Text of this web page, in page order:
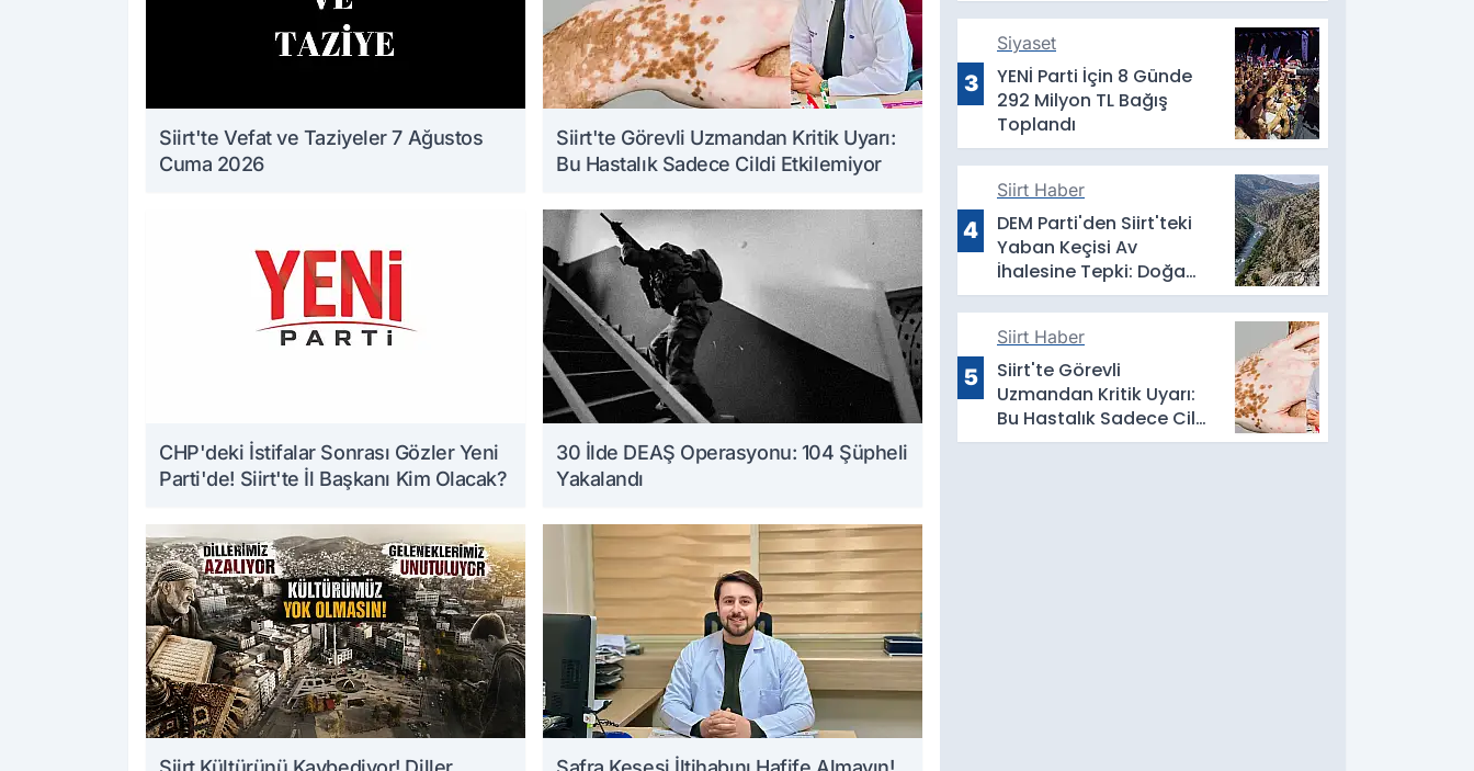
Siirt'te Vefat ve Taziyeler 7 Ağustos
Cuma 2026
Siirt'te Görevli Uzmandan Kritik Uyarı:
Bu Hastalık Sadece Cildi Etkilemiyor
CHP'deki İstifalar Sonrası Gözler Yeni
Parti'de! Siirt'te İl Başkanı Kim Olacak?
30 İlde DEAŞ Operasyonu: 104 Şüpheli
Yakalandı
3
Siyaset
YENİ Parti İçin 8 Günde
292 Milyon TL Bağış
Toplandı
4
Siirt Haber
DEM Parti'den Siirt'teki
Yaban Keçisi Av
İhalesine Tepki: Doğa
Satılık Değildir
5
Siirt Haber
Siirt'te Görevli
Uzmandan Kritik Uyarı:
Bu Hastalık Sadece Cildi
Etkilemiyor